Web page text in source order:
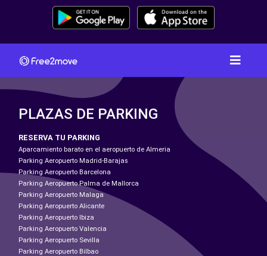
PLAZAS DE PARKING
RESERVA TU PARKING
Aparcamiento barato en el aeropuerto de Almeria
Parking Aeropuerto Madrid-Barajas
Parking Aeropuerto Barcelona
Parking Aeropuerto Palma de Mallorca
Parking Aeropuerto Malaga
Parking Aeropuerto Alicante
Parking Aeropuerto Ibiza
Parking Aeropuerto Valencia
Parking Aeropuerto Sevilla
Parking Aeropuerto Bilbao